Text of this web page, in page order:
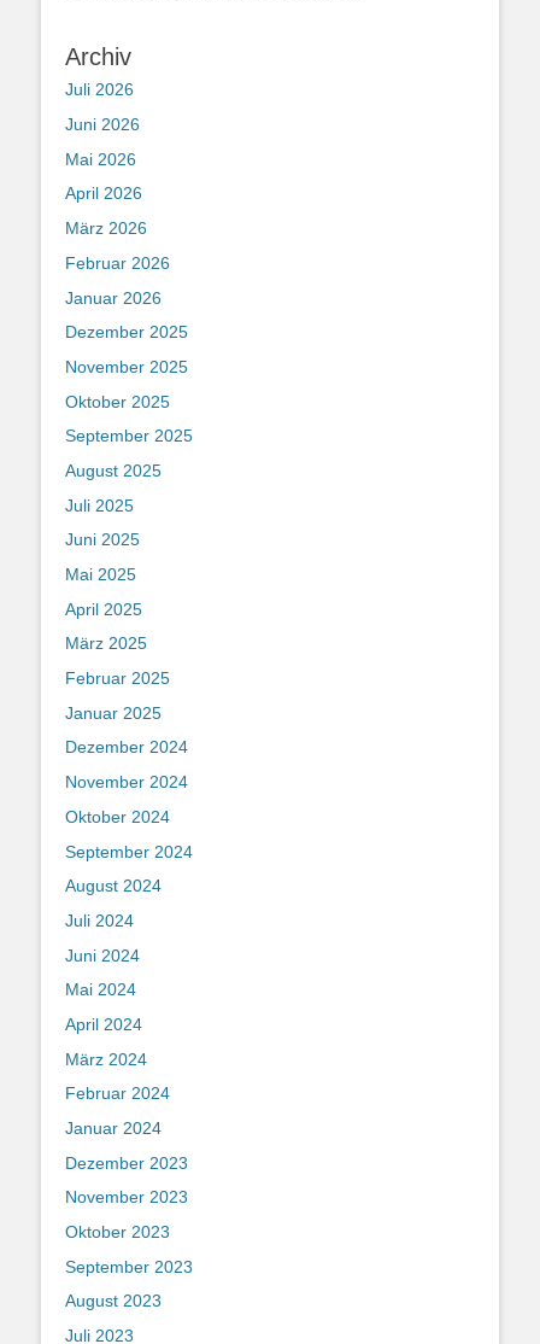
Archiv
Juli 2026
Juni 2026
Mai 2026
April 2026
März 2026
Februar 2026
Januar 2026
Dezember 2025
November 2025
Oktober 2025
September 2025
August 2025
Juli 2025
Juni 2025
Mai 2025
April 2025
März 2025
Februar 2025
Januar 2025
Dezember 2024
November 2024
Oktober 2024
September 2024
August 2024
Juli 2024
Juni 2024
Mai 2024
April 2024
März 2024
Februar 2024
Januar 2024
Dezember 2023
November 2023
Oktober 2023
September 2023
August 2023
Juli 2023